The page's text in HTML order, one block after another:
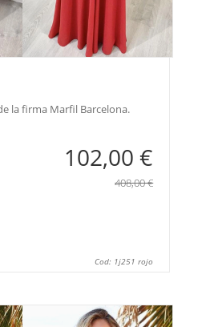
la firma Marfil Barcelona.
102,00 €
408,00 €
Cod: 1j251 rojo